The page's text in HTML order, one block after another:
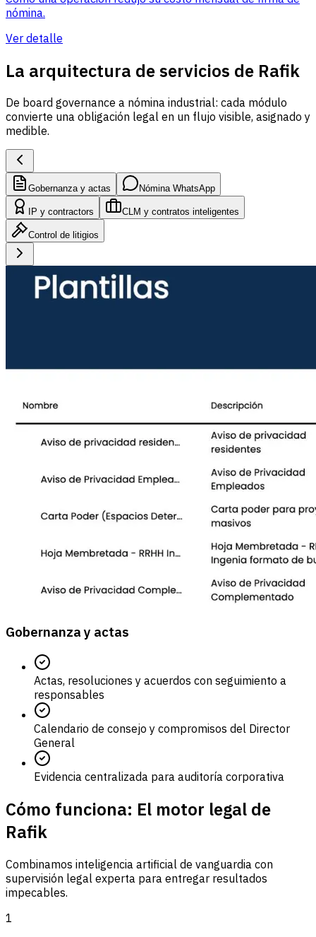
nómina.
Ver detalle
La arquitectura de servicios de Rafik
De board governance a nómina industrial: cada módulo
convierte una obligación legal en un flujo visible, asignado y
medible.
Gobernanza y actas Nómina WhatsApp
IP y contractors CLM y contratos inteligentes
Control de litigios
Gobernanza y actas
Actas, resoluciones y acuerdos con seguimiento a
responsables
Calendario de consejo y compromisos del Director
General
Evidencia centralizada para auditoría corporativa
Cómo funciona: El motor legal de
Rafik
Combinamos inteligencia artificial de vanguardia con
supervisión legal experta para entregar resultados
impecables.
1